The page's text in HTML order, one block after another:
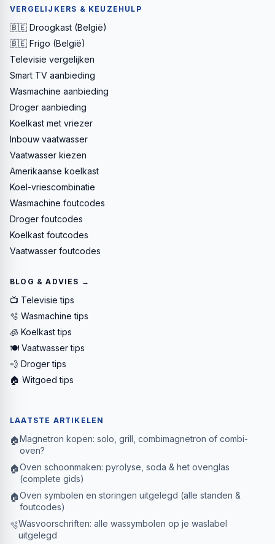
VERGELIJKERS & KEUZEHULP
🇧🇪 Droogkast (België)
🇧🇪 Frigo (België)
Televisie vergelijken
Smart TV aanbieding
Wasmachine aanbieding
Droger aanbieding
Koelkast met vriezer
Inbouw vaatwasser
Vaatwasser kiezen
Amerikaanse koelkast
Koel-vriescombinatie
Wasmachine foutcodes
Droger foutcodes
Koelkast foutcodes
Vaatwasser foutcodes
BLOG & ADVIES →
📺 Televisie tips
🫧 Wasmachine tips
🧊 Koelkast tips
🍽️ Vaatwasser tips
💨 Droger tips
🏠 Witgoed tips
LAATSTE ARTIKELEN
🏠Magnetron kopen: solo, grill, combimagnetron of combi-
oven?
🏠Oven schoonmaken: pyrolyse, soda & het ovenglas
(complete gids)
🏠Oven symbolen en storingen uitgelegd (alle standen &
foutcodes)
🫧Wasvoorschriften: alle wassymbolen op je waslabel
uitgelegd